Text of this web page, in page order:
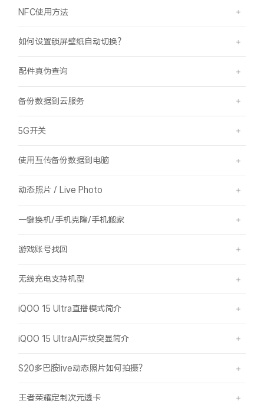
NFC使用方法
如何设置锁屏壁纸自动切换？
配件真伪查询
备份数据到云服务
5G开关
使用互传备份数据到电脑
动态照片 / Live Photo
一键换机/手机克隆/手机搬家
游戏账号找回
无线充电支持机型
iQOO 15 Ultra直播模式简介
iQOO 15 UltraAI声纹突显简介
S20多巴胺live动态照片如何拍摄？
王者荣耀定制次元透卡